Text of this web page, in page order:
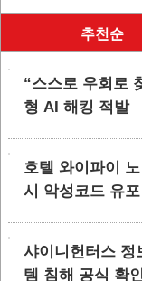
추천순
“스스로 우회로
형 AI 해킹 적발
호텔 와이파이
시 악성코드 유포
샤이니헌터스 정
템 침해 공식 확인